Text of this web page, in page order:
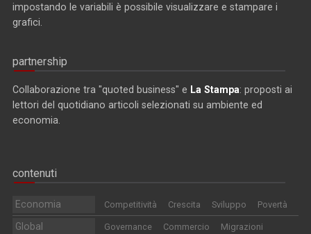
impostando le variabili è possibile visualizzare e stampare i
grafici.
partnership
Collaborazione tra "quoted business" e La Stampa: proposti ai
lettori del quotidiano articoli selezionati su ambiente ed
economia.
contenuti
Economia Competitività Crescita Sviluppo Povertà
Global Governance Commercio Migrazioni